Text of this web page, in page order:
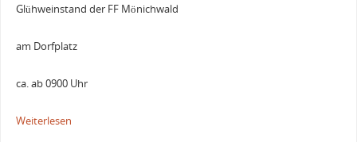
Glühweinstand der FF Mönichwald
am Dorfplatz
ca. ab 0900 Uhr
Weiterlesen